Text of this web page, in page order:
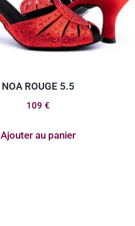
NOA ROUGE 5.5
109 €
Ajouter au panier